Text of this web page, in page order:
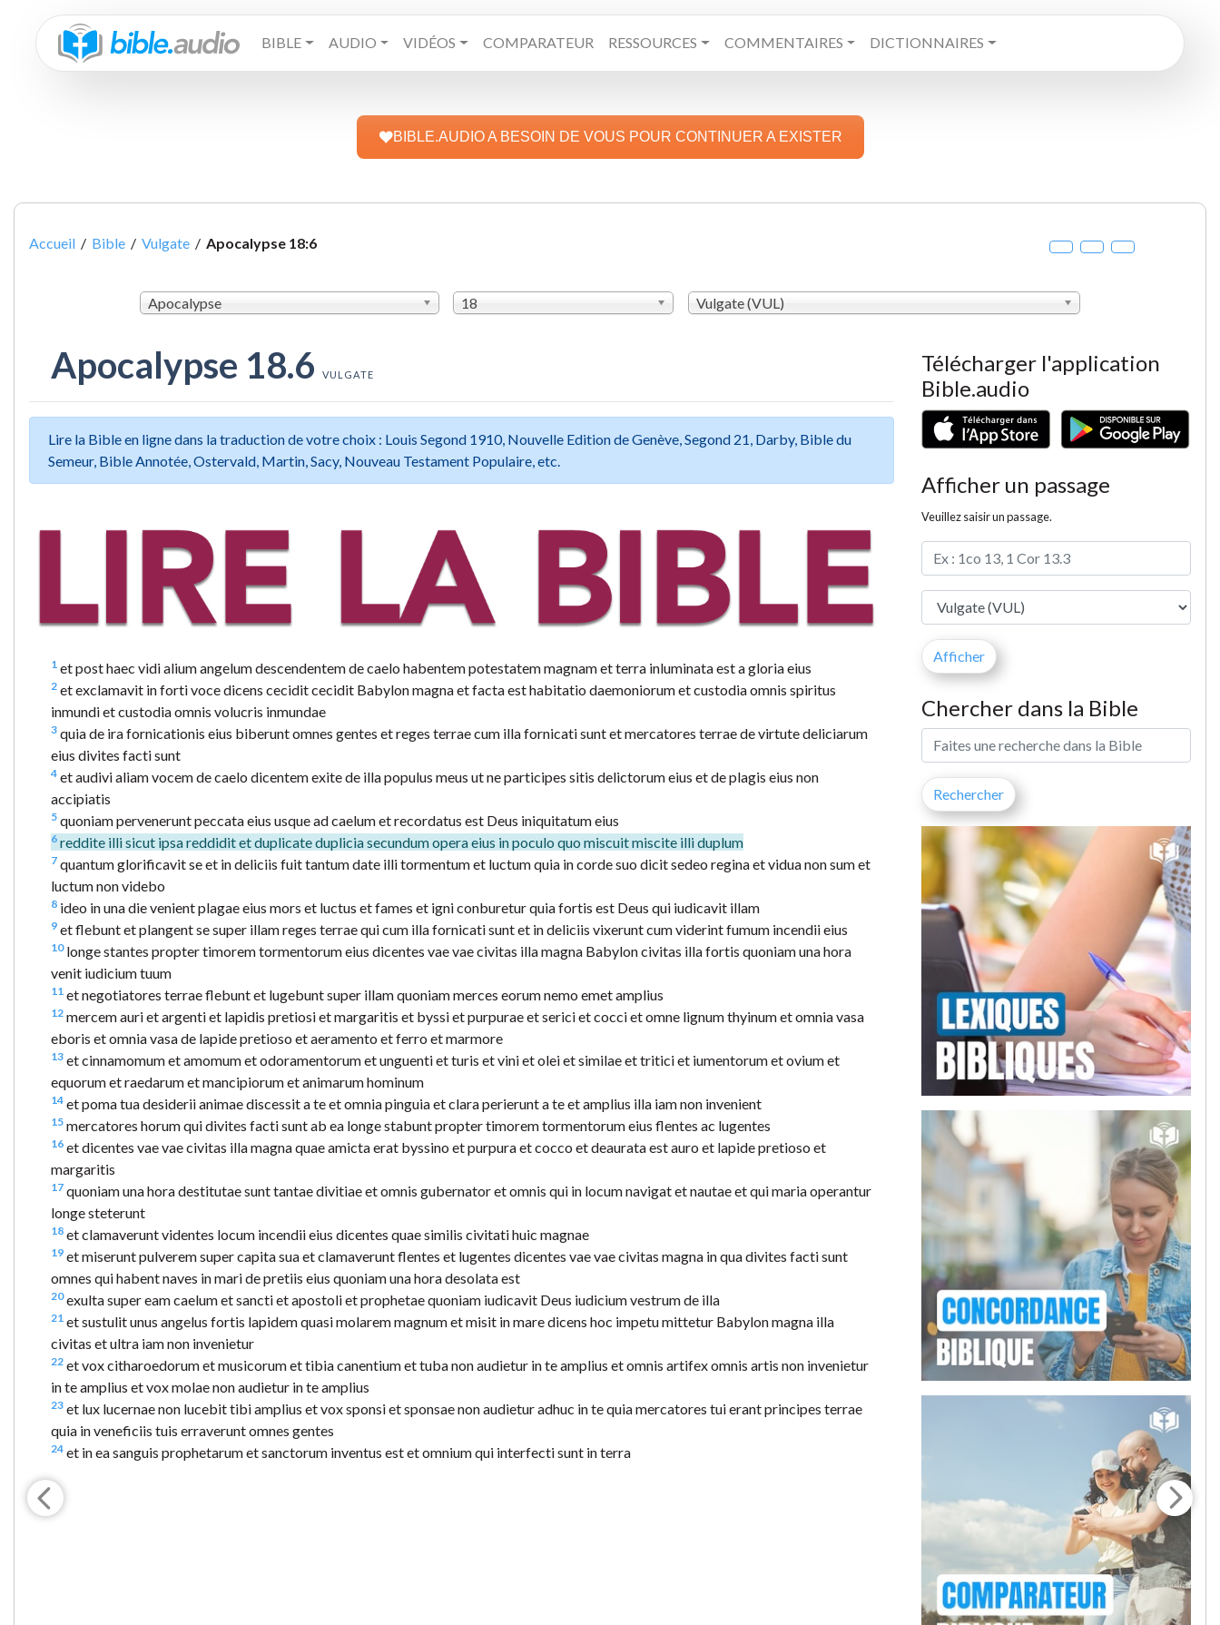
BIBLE AUDIO VIDÉOS COMPARATEUR RESSOURCES COMMENTAIRES DICTIONNAIRES
BIBLE.AUDIO A BESOIN DE VOUS POUR CONTINUER A EXISTER
Accueil / Bible / Vulgate / Apocalypse 18:6
Apocalypse 18 Vulgate (VUL)
Apocalypse 18.6 VULGATE
Lire la Bible en ligne dans la traduction de votre choix : Louis Segond 1910, Nouvelle Edition de Genève, Segond 21, Darby, Bible du
Semeur, Bible Annotée, Ostervald, Martin, Sacy, Nouveau Testament Populaire, etc.
1 et post haec vidi alium angelum descendentem de caelo habentem potestatem magnam et terra inluminata est a gloria eius
2 et exclamavit in forti voce dicens cecidit cecidit Babylon magna et facta est habitatio daemoniorum et custodia omnis spiritus
inmundi et custodia omnis volucris inmundae
3 quia de ira fornicationis eius biberunt omnes gentes et reges terrae cum illa fornicati sunt et mercatores terrae de virtute deliciarum
eius divites facti sunt
4 et audivi aliam vocem de caelo dicentem exite de illa populus meus ut ne participes sitis delictorum eius et de plagis eius non
accipiatis
5 quoniam pervenerunt peccata eius usque ad caelum et recordatus est Deus iniquitatum eius
6 reddite illi sicut ipsa reddidit et duplicate duplicia secundum opera eius in poculo quo miscuit miscite illi duplum
7 quantum glorificavit se et in deliciis fuit tantum date illi tormentum et luctum quia in corde suo dicit sedeo regina et vidua non sum et
luctum non videbo
8 ideo in una die venient plagae eius mors et luctus et fames et igni conburetur quia fortis est Deus qui iudicavit illam
9 et flebunt et plangent se super illam reges terrae qui cum illa fornicati sunt et in deliciis vixerunt cum viderint fumum incendii eius
10longe stantes propter timorem tormentorum eius dicentes vae vae civitas illa magna Babylon civitas illa fortis quoniam una hora
venit iudicium tuum
11 et negotiatores terrae flebunt et lugebunt super illam quoniam merces eorum nemo emet amplius
12 mercem auri et argenti et lapidis pretiosi et margaritis et byssi et purpurae et serici et cocci et omne lignum thyinum et omnia vasa
eboris et omnia vasa de lapide pretioso et aeramento et ferro et marmore
13 et cinnamomum et amomum et odoramentorum et unguenti et turis et vini et olei et similae et tritici et iumentorum et ovium et
equorum et raedarum et mancipiorum et animarum hominum
14 et poma tua desiderii animae discessit a te et omnia pinguia et clara perierunt a te et amplius illa iam non invenient
15 mercatores horum qui divites facti sunt ab ea longe stabunt propter timorem tormentorum eius flentes ac lugentes
16 et dicentes vae vae civitas illa magna quae amicta erat byssino et purpura et cocco et deaurata est auro et lapide pretioso et
margaritis
17 quoniam una hora destitutae sunt tantae divitiae et omnis gubernator et omnis qui in locum navigat et nautae et qui maria operantur
longe steterunt
18 et clamaverunt videntes locum incendii eius dicentes quae similis civitati huic magnae
19 et miserunt pulverem super capita sua et clamaverunt flentes et lugentes dicentes vae vae civitas magna in qua divites facti sunt
omnes qui habent naves in mari de pretiis eius quoniam una hora desolata est
20exulta super eam caelum et sancti et apostoli et prophetae quoniam iudicavit Deus iudicium vestrum de illa
21 et sustulit unus angelus fortis lapidem quasi molarem magnum et misit in mare dicens hoc impetu mittetur Babylon magna illa
civitas et ultra iam non invenietur
22 et vox citharoedorum et musicorum et tibia canentium et tuba non audietur in te amplius et omnis artifex omnis artis non invenietur
in te amplius et vox molae non audietur in te amplius
23 et lux lucernae non lucebit tibi amplius et vox sponsi et sponsae non audietur adhuc in te quia mercatores tui erant principes terrae
quia in veneficiis tuis erraverunt omnes gentes
24 et in ea sanguis prophetarum et sanctorum inventus est et omnium qui interfecti sunt in terra
Télécharger l'application
Bible.audio
Afficher un passage
Veuillez saisir un passage.
Chercher dans la Bible